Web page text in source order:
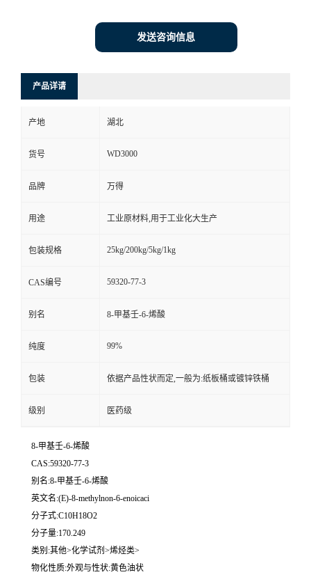
发送咨询信息
产品详请
产地 湖北
货号 WD3000
品牌 万得
用途 工业原材料,用于工业化大生产
包装规格 25kg/200kg/5kg/1kg
CAS编号 59320-77-3
别名 8-甲基壬-6-烯酸
纯度 99%
包装 依据产品性状而定,一般为:纸板桶或镀锌铁桶
级别 医药级
8-甲基壬-6-烯酸
CAS:59320-77-3
别名:8-甲基壬-6-烯酸
英文名:(E)-8-methylnon-6-enoicaci
分子式:C10H18O2
分子量:170.249
类别:其他>化学试剂>烯烃类>
物化性质:外观与性状:黄色油状